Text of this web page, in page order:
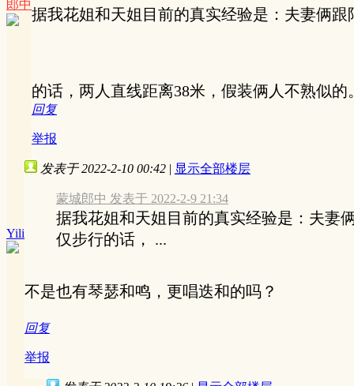
郎中
据我花姐和天姐目前的真实经验是：夫妻俩
的话，两人直线距离38米，假装俩人不熟似
回复
举报
Yili
发表于 2022-2-10 00:42 | 显示全部楼层
蒙城郎中 发表于 2022-2-9 21:34
据我花姐和天姐目前的真实经验是：夫妻
仅步行的话， ...
不是也有琴瑟和鸣，更唱迭和的吗？
回复
举报